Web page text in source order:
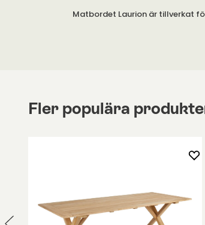
Matbordet Laurion är tillverkat
teak. Bordet passar perfekt på
Fler populära